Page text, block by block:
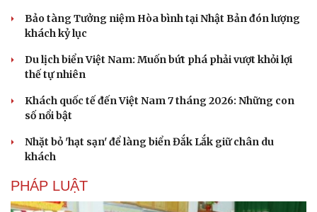
Bảo tàng Tưởng niệm Hòa bình tại Nhật Bản đón lượng
khách kỷ lục
Du lịch biển Việt Nam: Muốn bứt phá phải vượt khỏi lợi
thế tự nhiên
Khách quốc tế đến Việt Nam 7 tháng 2026: Những con
số nổi bật
Nhặt bỏ 'hạt sạn' để làng biển Đắk Lắk giữ chân du
khách
PHÁP LUẬT